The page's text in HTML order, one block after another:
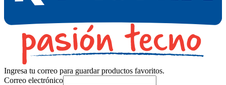
Ingresa tu correo para guardar productos favoritos.
Correo electrónico